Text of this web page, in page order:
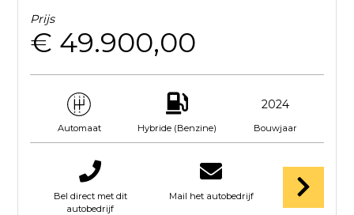
Prijs
€ 49.900,00
Automaat Hybride (Benzine)
2024
Bouwjaar
Bel direct met dit
autobedrijf
Mail het autobedrijf